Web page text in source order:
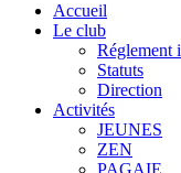
Accueil
Le club
Réglement
Statuts
Direction
Activités
JEUNES
ZEN